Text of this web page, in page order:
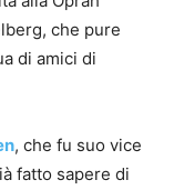
che pure
di amici di
, che fu suo vice
fatto sapere di